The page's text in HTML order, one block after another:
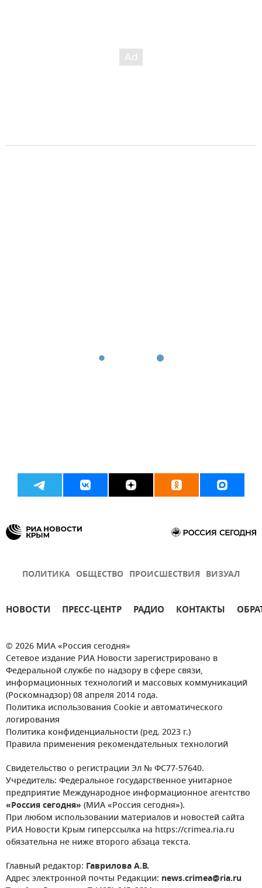
ПОЛИТИКА ОБЩЕСТВО ПРОИСШЕСТВИЯ ВИЗУАЛ
НОВОСТИ ПРЕСС-ЦЕНТР РАДИО КОНТАКТЫ
© 2026 МИА «Россия сегодня»
Сетевое издание РИА Новости зарегистрировано в
Федеральной службе по надзору в сфере связи,
информационных технологий и массовых коммуникаций
(Роскомнадзор) 08 апреля 2014 года.
Политика использования Cookie и автоматического
логирования
Политика конфиденциальности (ред. 2023 г.)
Правила применения рекомендательных технологий
Свидетельство о регистрации Эл № ФС77-57640.
Учредитель: Федеральное государственное унитарное
предприятие Международное информационное агентство
«Россия сегодня» (МИА «Россия сегодня»).
При любом использовании материалов и новостей сайта
РИА Новости Крым гиперссылка на https://crimea.ria.ru
обязательна не ниже второго абзаца текста.
Главный редактор: Гаврилова А.В.
Адрес электронной почты Редакции: news.crimea@ria.ru